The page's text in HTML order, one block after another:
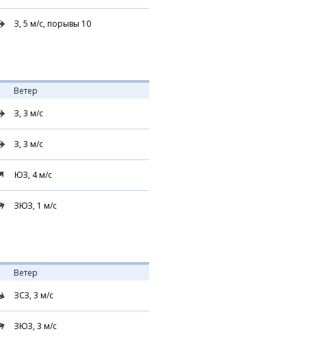
З, 5 м/с, порывы 10
Ветер
З, 3 м/с
З, 3 м/с
ЮЗ, 4м/с
ЗЮЗ, 1 м/с
Ветер
ЗСЗ, 3 м/с
ЗЮЗ, 3 м/с